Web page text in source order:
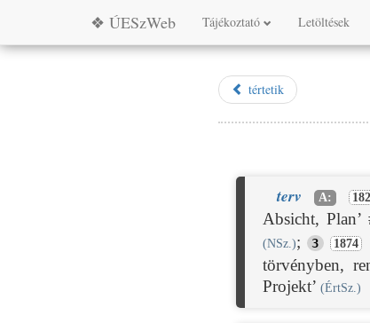
❖ ÚESzWeb Tájékoztató Letöltések
tértetik
terv A:
Absicht,
(NSz.); 3 1874
törvényben,
Projekt’ (ÉrtSz.)